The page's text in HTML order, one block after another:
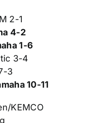
2-1
4-2
1-6
3-4
3
10-11
KEMCO